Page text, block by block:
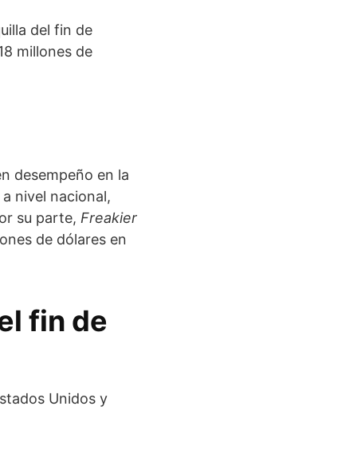
del fin de
millones de
desempeño en la
nivel nacional,
su parte, Freakier
de dólares en
fin de
Unidos y